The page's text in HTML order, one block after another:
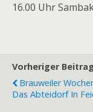
16.00 Uhr
Vorheriger Beitrag
Brauweiler
Das Abteidorf In